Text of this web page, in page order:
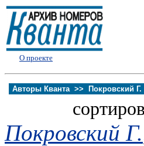
О проекте
Авторы Кванта >> Покровский Г.
Покровский Г.